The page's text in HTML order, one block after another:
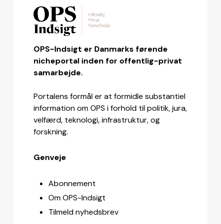
OPS-Indsigt er Danmarks førende
nicheportal inden for offentlig-privat
samarbejde.
Portalens formål er at formidle substantiel
information om OPS i forhold til politik, jura,
velfærd, teknologi, infrastruktur, og
forskning.
Genveje
Abonnement
Om OPS-Indsigt
Tilmeld nyhedsbrev